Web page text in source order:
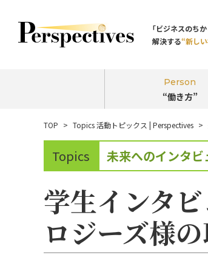
｢ビジネスのち
解決する“新し
Person
“働き方”
TOP Topics 活動トピックス | Perspectives
Topics 未来へのインタビ
学生インタ
ロジーズ様